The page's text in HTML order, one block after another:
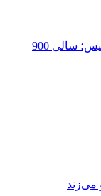
جزییات قرارداد دو ساله بیفوما و پرسپولیس؛ سالی 900
می‌زند